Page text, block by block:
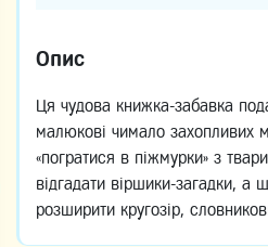
Опис
Ця чудова книжка-забавка
малюкові чимало захопливих
«погратися в піжмурки» з
відгадати віршики-загадки, а
розширити кругозір,